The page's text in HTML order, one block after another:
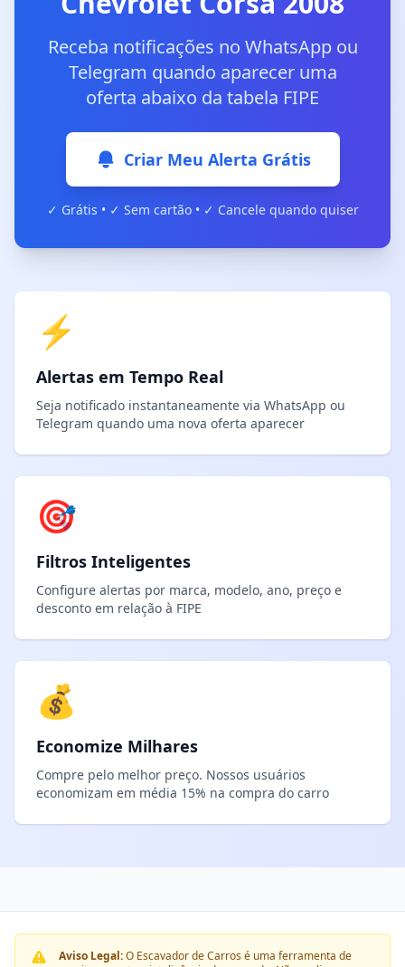
Receba notificações no WhatsApp ou
Telegram quando aparecer uma
oferta abaixo da tabela FIPE
Criar Meu Alerta Grátis
✓ Grátis • ✓ Sem cartão • ✓ Cancele quando quiser
⚡
Alertas em Tempo Real
Seja notificado instantaneamente via WhatsApp ou
Telegram quando uma nova oferta aparecer
🎯
Filtros Inteligentes
Configure alertas por marca, modelo, ano, preço e
desconto em relação à FIPE
💰
Economize Milhares
Compre pelo melhor preço. Nossos usuários
economizam em média 15% na compra do carro
Aviso Legal:O Escavador de Carros é uma ferramenta de